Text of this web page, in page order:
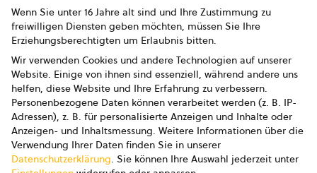
Impressum
Datenschutz
AGB
AGB Marketing GmbH
AGB Bildung
Newsletter
Wenn Sie unter 16 Jahre alt sind und Ihre Zustimmung zu
freiwilligen Diensten geben möchten, müssen Sie Ihre
Erziehungsberechtigten um Erlaubnis bitten.
Wir verwenden Cookies und andere Technologien auf unserer
Website. Einige von ihnen sind essenziell, während andere uns
helfen, diese Website und Ihre Erfahrung zu verbessern.
Personenbezogene Daten können verarbeitet werden (z. B. IP-
Adressen), z. B. für personalisierte Anzeigen und Inhalte oder
Anzeigen- und Inhaltsmessung. Weitere Informationen über die
Verwendung Ihrer Daten finden Sie in unserer
Datenschutzerklärung. Sie können Ihre Auswahl jederzeit unter